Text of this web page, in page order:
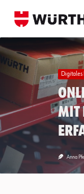
Digitales
mit
Anna